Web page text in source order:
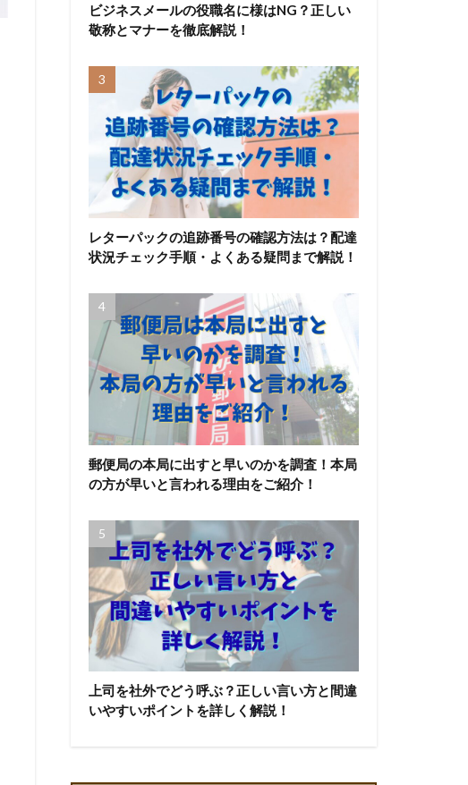
ビジネスメールの役職名に様はNG？正しい
敬称とマナーを徹底解説！
レターパックの追跡番号の確認方法は？配達
状況チェック手順・よくある疑問まで解説！
郵便局の本局に出すと早いのかを調査！本局
の方が早いと言われる理由をご紹介！
上司を社外でどう呼ぶ？正しい言い方と間違
いやすいポイントを詳しく解説！